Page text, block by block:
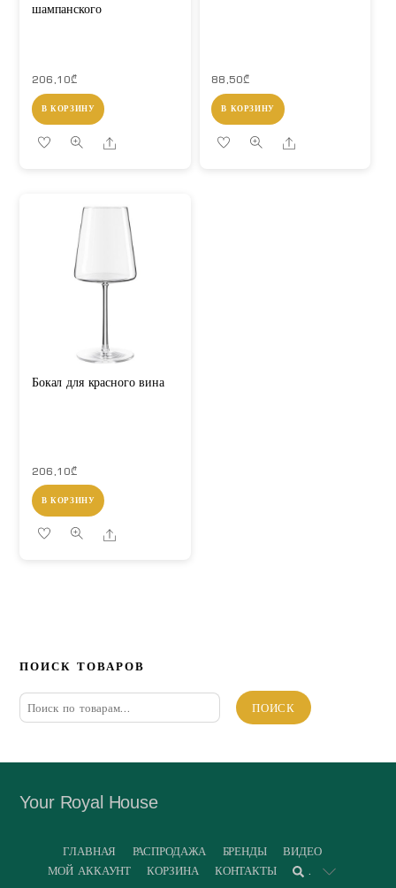
шампанского
206,10₾
В КОРЗИНУ
Share
88,50₾
В КОРЗИНУ
Share
Бокал для красного вина
206,10₾
В КОРЗИНУ
Share
ПОИСК ТОВАРОВ
Искать:
ПОИСК
Your Royal House
ГЛАВНАЯ РАСПРОДАЖА БРЕНДЫ
ВИДЕО
МОЙ АККАУНТ
КОРЗИНА КОНТАКТЫ .